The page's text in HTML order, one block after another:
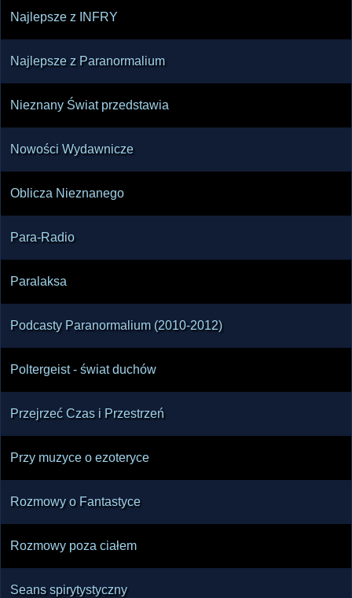
Najlepsze z INFRY
Najlepsze z Paranormalium
Nieznany Świat przedstawia
Nowości Wydawnicze
Oblicza Nieznanego
Para-Radio
Paralaksa
Podcasty Paranormalium (2010-2012)
Poltergeist - świat duchów
Przejrzeć Czas i Przestrzeń
Przy muzyce o ezoteryce
Rozmowy o Fantastyce
Rozmowy poza ciałem
Seans spirytystyczny